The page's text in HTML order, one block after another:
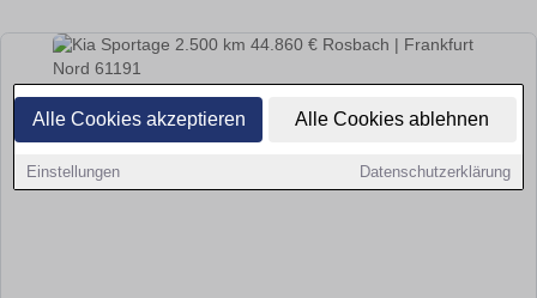
Alle Cookies akzeptieren Alle Cookies ablehnen
Einstellungen Datenschutzerklärung